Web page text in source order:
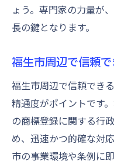
ょう。専門家の力量が
長の鍵となります。
福生市周辺で信頼
福生市周辺で信頼でき
精通度がポイントです
の商標登録に関する行
め、迅速かつ的確な対
市の事業環境や条例に